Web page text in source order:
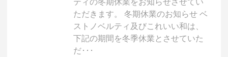
ただきます。 冬期休業のお知らせ ベ
ストノベルティ及びこれいい和は、
下記の期間を冬季休業とさせていた
だ･･･